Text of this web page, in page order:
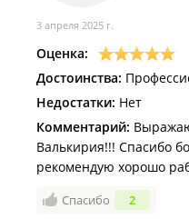
3 апреля 2025 г.
Оценка:
Достоинства:
Недостатки: Нет
Комментарий:
Валькирия!!! Спасибо
рекомендую хорошо
Спасибо 2